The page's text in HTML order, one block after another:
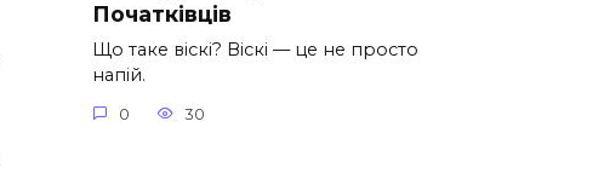
Початківців
Що таке віскі? Віскі — це не просто
напій.
0 30